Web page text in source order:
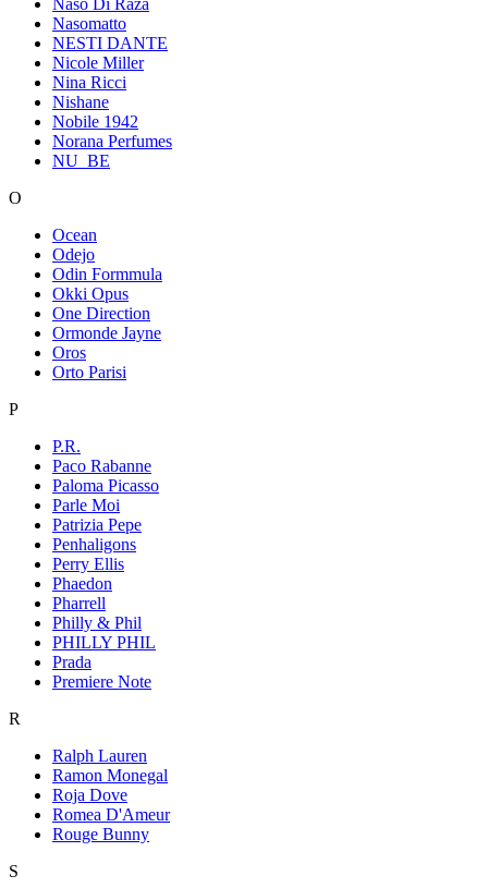
Nasomatto
NESTI DANTE
Nicole Miller
Nina Ricci
Nishane
Nobile 1942
Norana Perfumes
NU_BE
O
Ocean
Odejo
Odin Formmula
Okki Opus
One Direction
Ormonde Jayne
Oros
Orto Parisi
P
P.R.
Paco Rabanne
Paloma Picasso
Parle Moi
Patrizia Pepe
Penhaligons
Perry Ellis
Phaedon
Pharrell
Philly & Phil
PHILLY PHIL
Prada
Premiere Note
R
Ralph Lauren
Ramon Monegal
Roja Dove
Romea D'Ameur
Rouge Bunny
S